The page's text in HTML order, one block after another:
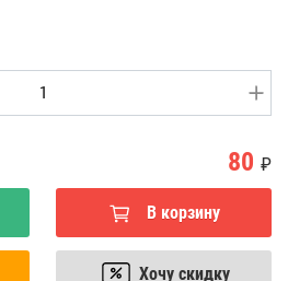
80 ₽
В корзину
Хочу скидку